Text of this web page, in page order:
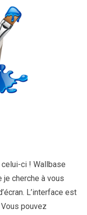
celui-ci ! Wallbase
cherche à vous
L’interface est
pouvez